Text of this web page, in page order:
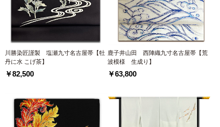
川勝染匠謹製 塩瀬九寸名古屋帯【牡
丹に水 こげ茶】
￥82,500
鹿子井山田 西陣織九寸名古屋帯【荒
波模様 生成り】
￥63,800